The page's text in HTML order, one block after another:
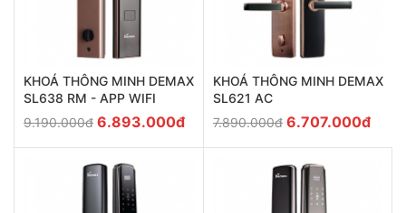
KHOÁ THÔNG MINH DEMAX
SL638 RM - APP WIFI
9.190.000đ 6.893.000đ
KHOÁ THÔNG MINH DEMAX
SL621 AC
7.890.000đ 6.707.000đ